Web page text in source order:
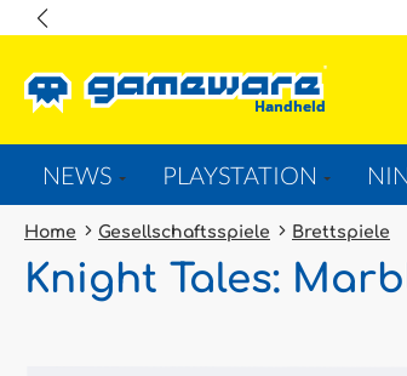
NEWS PLAYSTATION
Home Gesellschaftsspiele Brettspiele
Knight Tales: